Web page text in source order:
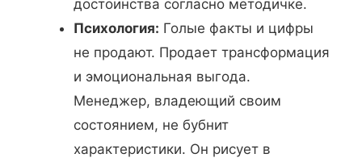
достоинства согласно методичке.
Психология: Голые факты и цифры
не продают. Продает трансформация
и эмоциональная выгода.
Менеджер, владеющий своим
состоянием, не бубнит
характеристики. Он рисует в